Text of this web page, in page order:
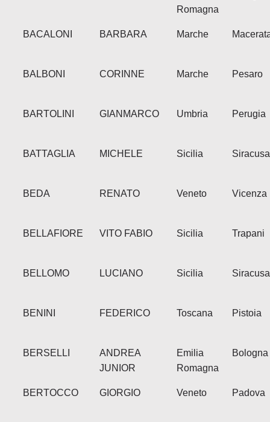
Romagna
BACALONI BARBARA Marche
BALBONI CORINNE Marche Pesaro
BARTOLINI GIANMARCO Umbria Perugia
BATTAGLIA MICHELE Sicilia Siracusa
BEDA RENATO Veneto Vicenza
BELLAFIORE VITO FABIO Sicilia Trapani
BELLOMO LUCIANO Sicilia Siracusa
BENINI FEDERICO Toscana Pistoia
BERSELLI
ANDREA
JUNIOR
Emilia
Romagna
Bologna
BERTOCCO GIORGIO Veneto Padova